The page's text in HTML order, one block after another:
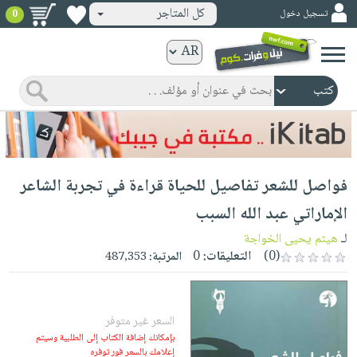
ورقية
المواضيع
صدر
حديثاً
الأكثر
مبيعاً
جوائز
شحن
مخفض
عروض
خاصة
مشوقة
كتب
الكترونية
الرئيسية
صدر
حديثاً
الأكثر
مبيعاً
كتب
صوتية
الصفحة
الرئيسية
أطفال
وناشئة
تسجيل دخول كل المتاجر 0
فواصل للشعر تفاصيل للحياة قراءة في تجربة الشاعر
الإماراتي عبد الله السبب
لـهيثم يحيى الخواجة
(0)
التعليقات:0 المرتبة:487,353
السعر غير متوفر
بإمكانك إضافة الكتاب إلى الطلبية وسيتم
إعلامك بالسعر فور توفره